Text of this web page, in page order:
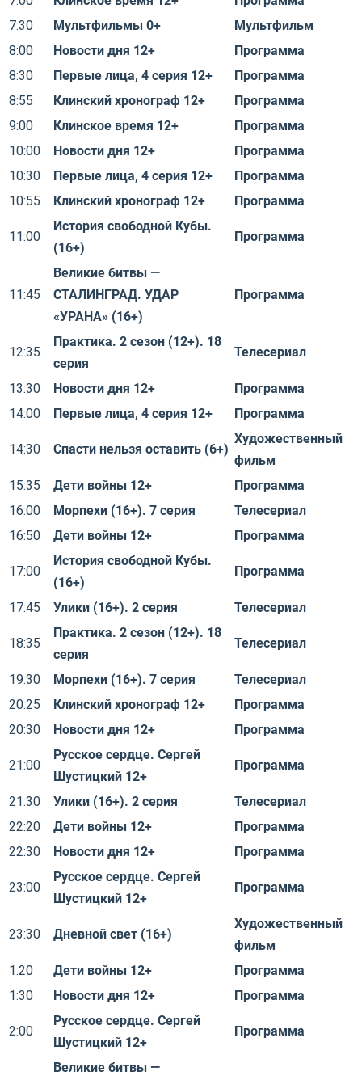
7:30
Мультфильмы 0+
Мультфильм
8:00
Новости дня 12+
Программа
8:30
Первые лица, 4 серия 12+
Программа
8:55
Клинский хронограф 12+
Программа
9:00
Клинское время 12+
Программа
10:00
Новости дня 12+
Программа
10:30
Первые лица, 4 серия 12+
Программа
10:55
Клинский хронограф 12+ Программа
11:00
История свободной Кубы.
(16+)
Программа
11:45
Великие битвы —
СТАЛИНГРАД. УДАР
«УРАНА» (16+)
Программа
12:35
Практика. 2 сезон (12+). 18
серия
Телесериал
13:30 Новости дня 12+
Программа
14:00
Первые лица, 4 серия 12+ Программа
14:30 Спасти нельзя оставить (6+)
Художественный
фильм
15:35
Дети войны 12+
Программа
16:00
Морпехи (16+). 7 серия
Телесериал
16:50
Дети войны 12+ Программа
17:00
История свободной Кубы.
(16+)
Программа
17:45 Улики (16+). 2 серия Телесериал
18:35
Практика. 2 сезон (12+). 18
серия
Телесериал
19:30 Морпехи (16+). 7 серия
Телесериал
20:25
Клинский хронограф 12+
Программа
20:30
Новости дня 12+ Программа
21:00
Русское сердце. Сергей
Шустицкий 12+
Программа
21:30 Улики (16+). 2 серия
Телесериал
22:20
Дети войны 12+
Программа
22:30
Новости дня 12+ Программа
23:00
Русское сердце. Сергей
Шустицкий 12+
Программа
23:30 Дневной свет (16+)
Художественный
фильм
1:20
Дети войны 12+
Программа
1:30
Новости дня 12+ Программа
2:00
Русское сердце. Сергей
Шустицкий 12+
Программа
Великие битвы —